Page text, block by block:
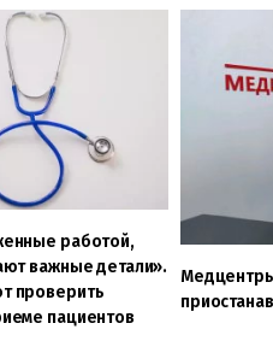
работой,
важные детали».
проверить
пациентов